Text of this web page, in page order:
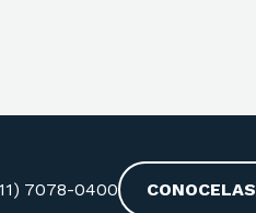
7078-0400 CONOCELAS